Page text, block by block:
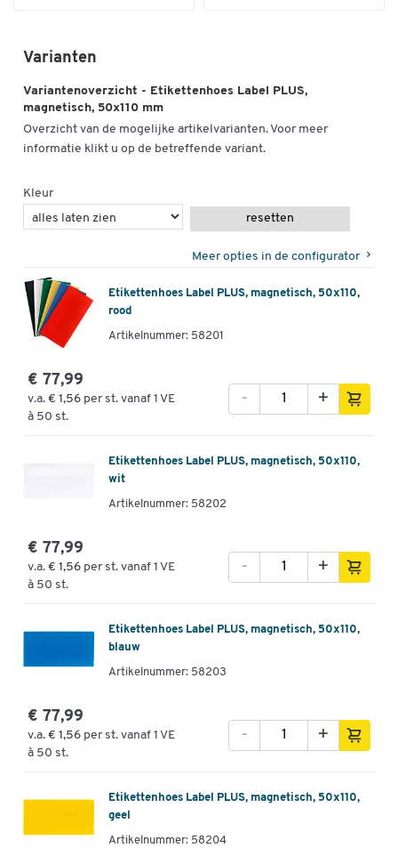
Varianten
Variantenoverzicht - Etikettenhoes Label PLUS,
magnetisch, 50x110 mm
Overzicht van de mogelijke artikelvarianten. Voor meer
informatie klikt u op de betreffende variant.
Kleur
resetten
Meer opties in de configurator
Etikettenhoes Label PLUS, magnetisch, 50x110,
rood
Artikelnummer: 58201
€ 77,99
v.a. € 1,56 per st. vanaf 1 VE
à 50 st.
+
-
Etikettenhoes Label PLUS, magnetisch, 50x110,
wit
Artikelnummer: 58202
€ 77,99
v.a. € 1,56 per st. vanaf 1 VE
à 50 st.
+
-
Etikettenhoes Label PLUS, magnetisch, 50x110,
blauw
Artikelnummer: 58203
€ 77,99
v.a. € 1,56 per st. vanaf 1 VE
à 50 st.
+
-
Etikettenhoes Label PLUS, magnetisch, 50x110,
geel
Artikelnummer: 58204